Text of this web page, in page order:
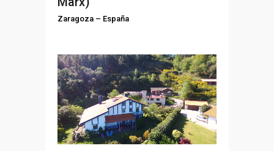
Zaragoza – España